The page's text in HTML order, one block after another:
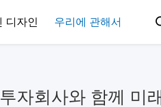
디자인 우리에 관해서
자회사와 함께 미